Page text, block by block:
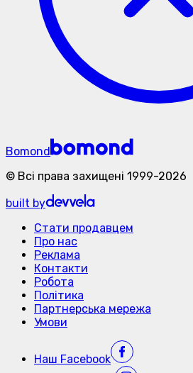
Bomond
© Всі права захищені 1999-2026
built by
Стати продавцем
Про нас
Реклама
Контакти
Робота
Політика
Партнерська мережа
Умови
Наш Facebook